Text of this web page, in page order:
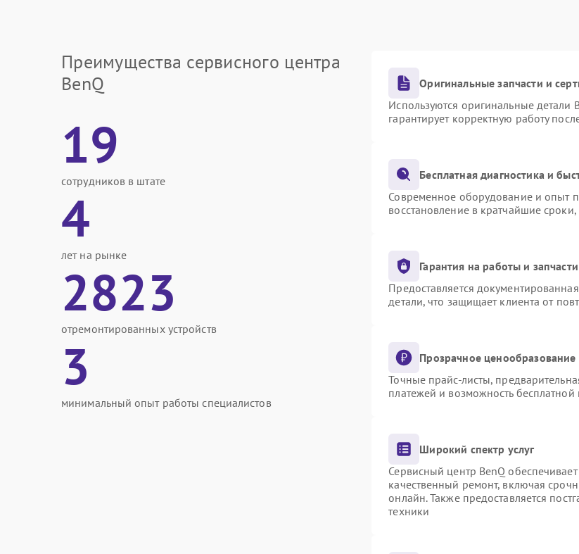
Преимущества сервисного центра
BenQ
19
сотрудников в штате
4
лет на рынке
2823
отремонтированных устройств
3
минимальный опыт работы специалистов
Оригинальные запчасти и
Используются оригинальные
гарантирует корректную работу
Бесплатная диагностика и
Современное оборудование и опыт
восстановление в кратчайшие
Гарантия на работы и запчасти
Предоставляется
детали, что защищает клиента от
Прозрачное ценообразование
Точные прайс-листы,
платежей и возможность
Широкий спектр услуг
Сервисный центр BenQ
качественный ремонт, включая
онлайн. Также предоставляется
техники